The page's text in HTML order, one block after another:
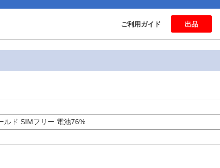
ご利用ガイド 出品
ルド SIMフリー 電池76%